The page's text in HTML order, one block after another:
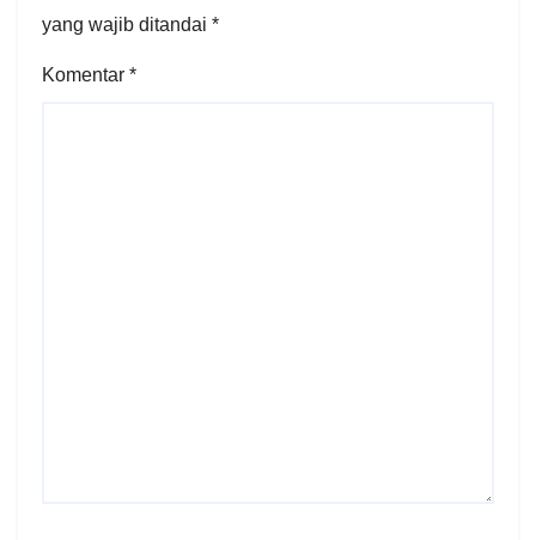
yang wajib ditandai *
Komentar *